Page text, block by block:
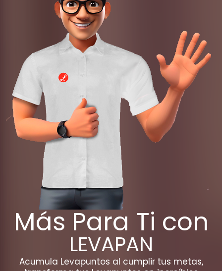
Más Para Ti con
LEVAPAN
Acumula Levapuntos al cumplir tus metas,